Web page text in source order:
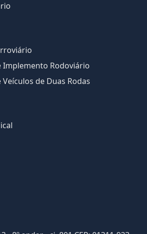
Rodoviário
de Duas Rodas